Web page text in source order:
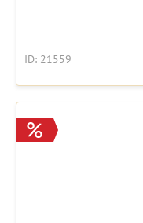
ID: 21559